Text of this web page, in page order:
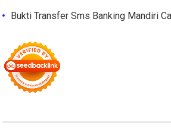
Bukti Transfer Sms Banking Mandiri